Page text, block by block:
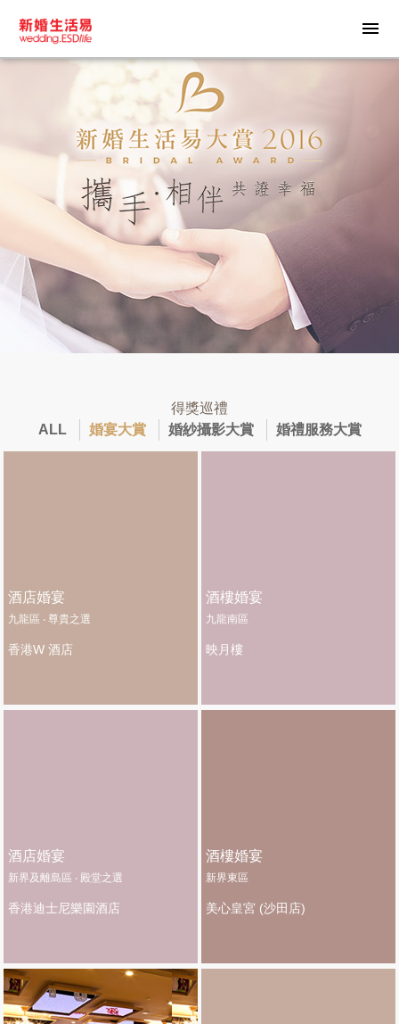
得獎巡禮
ALL
婚宴大賞 婚紗攝影大賞 婚禮服務大賞
酒店婚宴
九龍區 ‧ 尊貴之選
香港W 酒店
酒樓婚宴
九龍南區
映月樓
酒店婚宴
新界及離島區 ‧ 殿堂之選
香港迪士尼樂園酒店
酒樓婚宴
新界東區
美心皇宮 (沙田店)